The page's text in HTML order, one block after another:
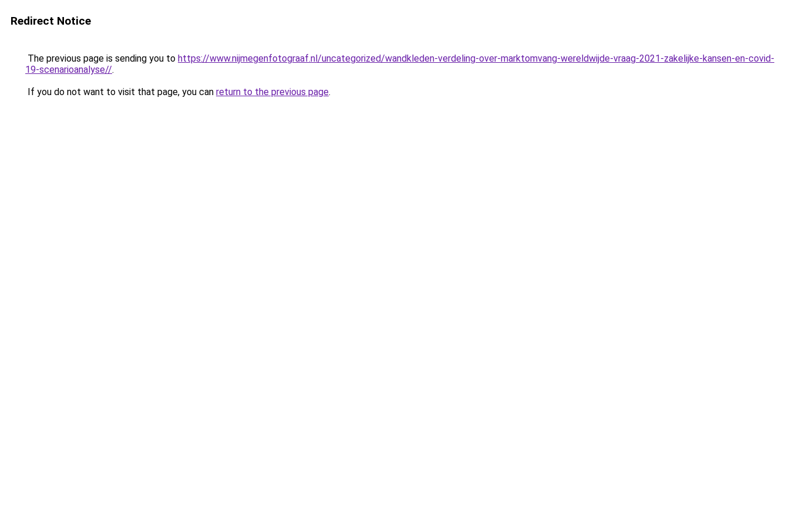
Redirect Notice
The previous page is sending you to https://www.nijmegenfotograaf.nl/uncategorized/wandkleden-verdeling-over-marktomvang-wereldwijde-vraag-2021-zakelijke-kansen-en-covid-
19-scenarioanalyse//.
If you do not want to visit that page, you can return to the previous page.